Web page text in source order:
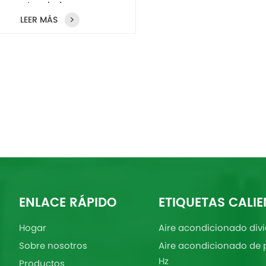
toneladas
LEER MÁS
ENLACE RÁPIDO
Hogar
Sobre nosotros
ETIQUETAS
Aire acondicionado
Aire acondicionado de
Hz